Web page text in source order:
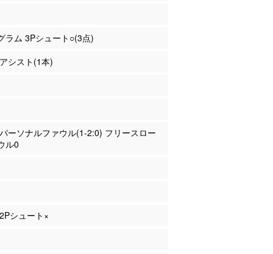
ラム 3Pシュート○(3点)
シスト(1本)
ーソナルファウル(1-2:0) フリースロー
ル0
シュート×